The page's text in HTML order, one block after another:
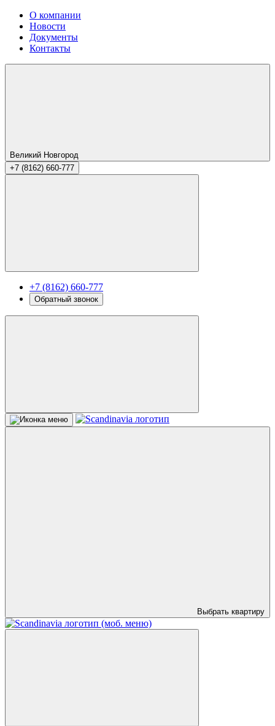
О компании
Новости
Документы
Контакты
Великий Новгород
+7 (8162) 660-777
+7 (8162) 660-777
Обратный звонок
Выбрать квартиру